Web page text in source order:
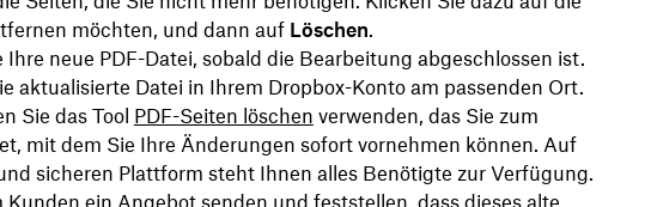
möchten, und dann auf Löschen.
Ihre neue PDF-Datei, sobald die Bearbeitung abgeschlossen ist.
aktualisierte Datei in Ihrem Dropbox-Konto am passenden Ort.
Sie das Tool PDF-Seiten löschen verwenden, das Sie zum
mit dem Sie Ihre Änderungen sofort vornehmen können. Auf
sicheren Plattform steht Ihnen alles Benötigte zur Verfügung.